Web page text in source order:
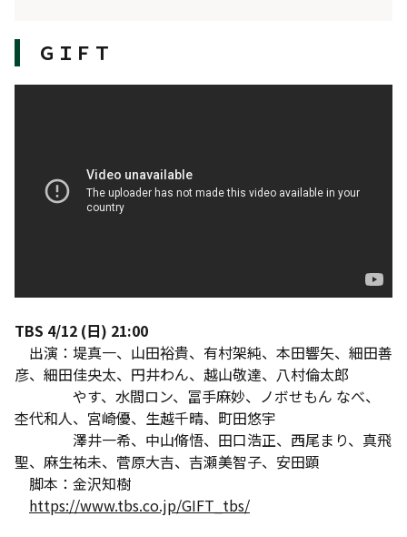
ＧＩＦＴ
TBS 4/12 (日) 21:00
出演：堤真一、山田裕貴、有村架純、本田響矢、細田善
彦、細田佳央太、円井わん、越山敬達、八村倫太郎
やす、水間ロン、冨手麻妙、ノボせもん なべ、
杢代和人、宮崎優、生越千晴、町田悠宇
澤井一希、中山脩悟、田口浩正、西尾まり、真飛
聖、麻生祐未、菅原大吉、吉瀬美智子、安田顕
脚本：金沢知樹
https://www.tbs.co.jp/GIFT_tbs/